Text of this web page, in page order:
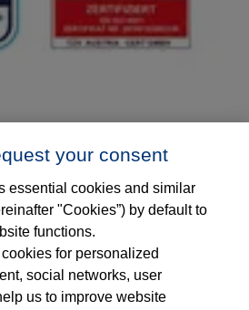
Folge uns auf...
your consent
essential cookies and similar
"Cookies”) by default to
functions.
for personalized
social networks, user
us to improve website